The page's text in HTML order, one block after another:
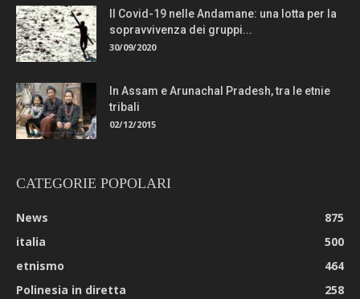
Il Covid-19 nelle Andamane: una lotta per la
sopravvivenza dei gruppi...
30/09/2020
In Assam e Arunachal Pradesh, tra le etnie
tribali
02/12/2015
CATEGORIE POPOLARI
News
875
italia
500
etnismo
464
Polinesia in diretta
258